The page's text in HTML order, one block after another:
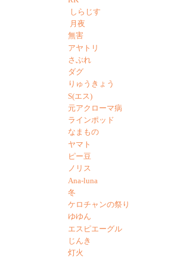
しらじす
月夜
無害
アヤトリ
さぶれ
ダグ
りゅうきょう
S(エス)
元アクローマ病
ラインポッド
なまもの
ヤマト
ピー豆
ノリス
Ana-luna
冬
ケロチャンの祭り
ゆゆん
エスピエーグル
じんき
灯火